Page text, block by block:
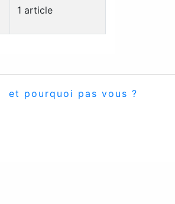
1 article
et pourquoi pas vous ?